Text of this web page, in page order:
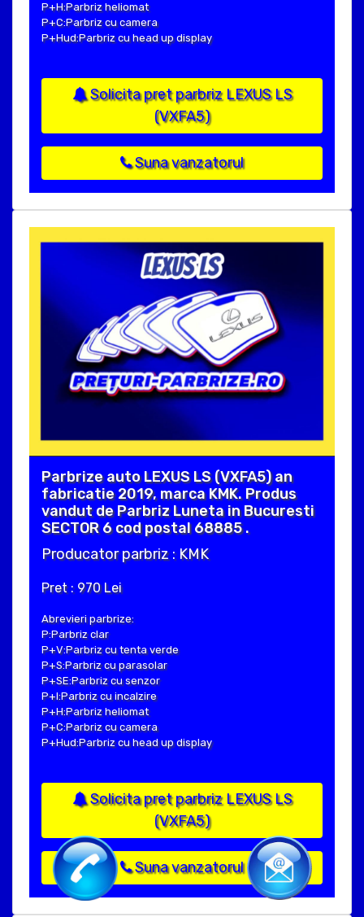
P+H:Parbriz heliomat
P+C:Parbriz cu camera
P+Hud:Parbriz cu head up display
Solicita pret parbriz LEXUS LS
(VXFA5)
Suna vanzatorul
Parbrize auto LEXUS LS (VXFA5) an
fabricatie 2019, marca KMK. Produs
vandut de Parbriz Luneta in Bucuresti
SECTOR 6 cod postal 68885 .
Producator parbriz : KMK
Pret : 970 Lei
Abrevieri parbrize:
P:Parbriz clar
P+V:Parbriz cu tenta verde
P+S:Parbriz cu parasolar
P+SE:Parbriz cu senzor
P+I:Parbriz cu incalzire
P+H:Parbriz heliomat
P+C:Parbriz cu camera
P+Hud:Parbriz cu head up display
Solicita pret parbriz LEXUS LS
(VXFA5)
Suna vanzatorul